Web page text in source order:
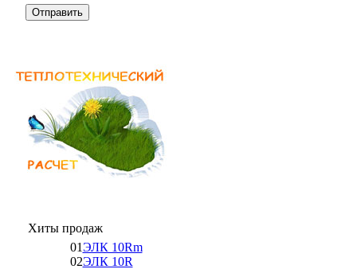
Отправить
Хиты продаж
01ЭЛК 10Rm
02ЭЛК 10R